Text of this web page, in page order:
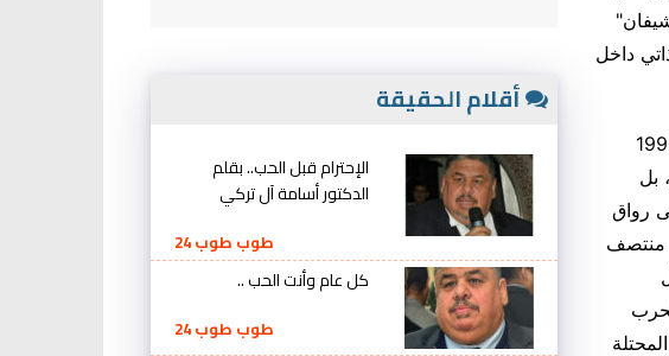
داخل
25 ديسمبر 1991- أعلن الانفصاليون في إقليم "كاراباخ" في مطلع 1992
بل
رواق
أراضيها في منتصف
المحتلة
أقلام الحقيقة
الإحترام قبل الحب.. بقلم
الدكتور أسامة آل تركي
طوب طوب 24
كل عام وأنت الحب ..
طوب طوب 24